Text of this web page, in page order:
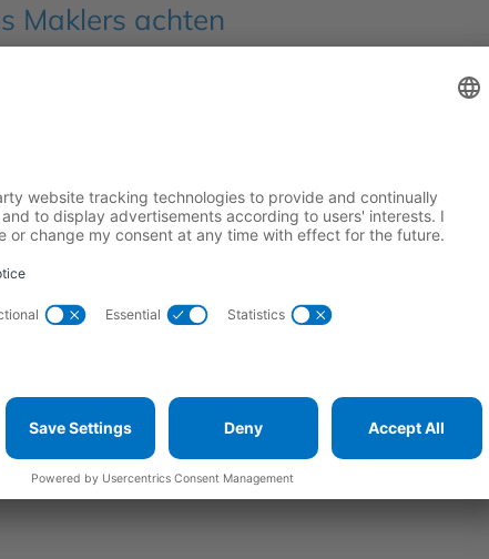
Maklers achten
in Leipzig gibt es einige wichtige Punkte zu
Zu den Auswahlkriterien gehören Erfahrung,
anbietet und ob er sich auf bestimmte
dem Makler sollten relevante Fragen gestellt
und Vertrauen sind die Grundpfeiler
offen und ehrlich kommuniziert und stets die
in Leipzig bietet viele Vorteile, die den Kauf
Wenn auch Sie sich die Vorteile eines
Sie sich an das Team von
fibak Immobilien
in Leipzig zu verwirklichen. Vereinbaren